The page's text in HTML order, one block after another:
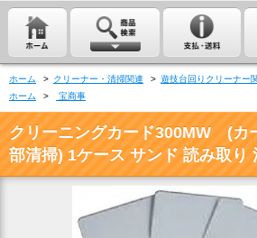
ホーム > クリーナー・清掃関連 > 遊技台回りクリーナー
ホーム
> 宝商事
クリーニングカード300MW (カ
部清掃) 1ケース サンド 読み取り